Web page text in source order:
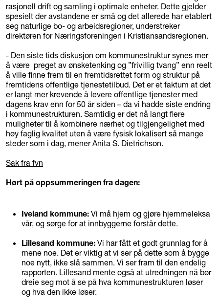
rasjonell drift og samling i optimale enheter. Dette gjelder
spesielt der avstandene er små og det allerede har etablert
seg naturlige bo- og arbeidsregioner, understreker
direktøren for Næringsforeningen i Kristiansandsregionen.
- Den siste tids diskusjon om kommunestruktur synes mer
å være preget av ønsketenking og ”frivillig tvang” enn reelt
å ville finne frem til en fremtidsrettet form og struktur på
fremtidens offentlige tjenestetilbud. Det er et faktum at det
er langt mer krevende å levere offentlige tjenester med
dagens krav enn for 50 år siden – da vi hadde siste endring
i kommunestrukturen. Samtidig er det nå langt flere
muligheter til å kombinere nærhet og tilgjengelighet med
høy faglig kvalitet uten å være fysisk lokalisert så mange
steder som i dag, mener Anita S. Dietrichson.
Sak fra fvn
Hørt på oppsummeringen fra dagen:
Iveland kommune: Vi må hjem og gjøre hjemmeleksa
vår, og sørge for at innbyggerne forstår dette.
Lillesand kommune: Vi har fått et godt grunnlag for å
mene noe. Det er viktig at vi ser på dette som å bygge
noe nytt, ikke slå sammen. Vi ser fram til den endelig
rapporten. Lillesand mente også at utredningen nå bør
dreie seg mot å se på hva kommunestrukturen løser
og hva den ikke løser.